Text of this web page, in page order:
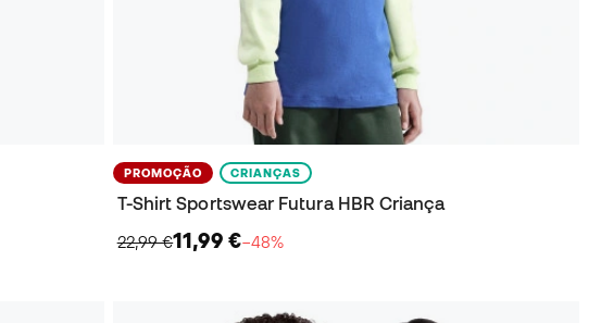
PROMOÇÃO CRIANÇAS
T-Shirt Sportswear Futura HBR Criança
22,99 €11,99 €−48%